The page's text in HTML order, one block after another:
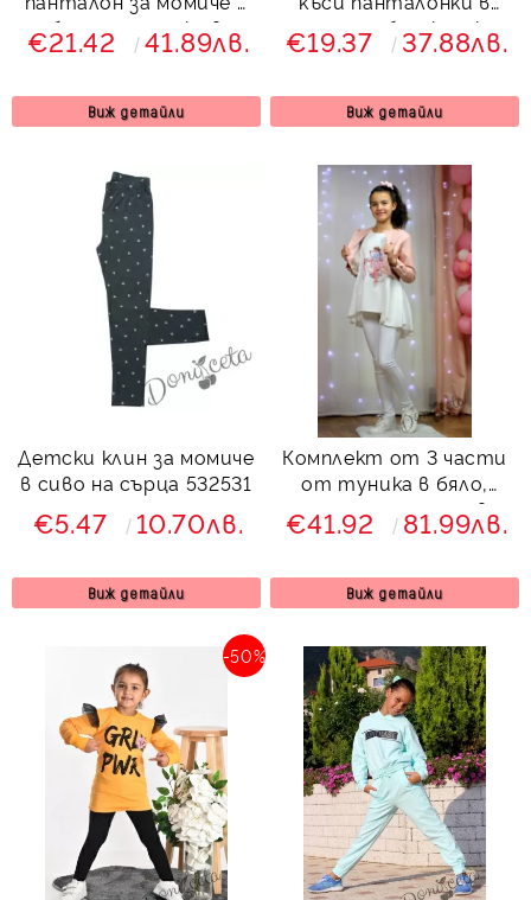
бяло с тениска в
жълто
€21.42 41.89лв.
Виж детайли
горчица и блузка с къс
ръкав
€19.37 37.88лв.
Виж детайли
Детски клин за момиче
в сиво на сърца 532531
€5.47 10.70лв.
Виж детайли
Комплект от 3 части
от туника в бяло,
летен панталон в
бяло и късо яке в пепел
€41.92 81.99лв.
Виж детайли
-50%